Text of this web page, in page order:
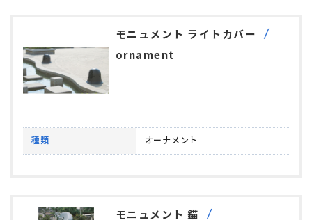
モニュメント ライトカバー
ornament
種類 オーナメント
モニュメント 錨